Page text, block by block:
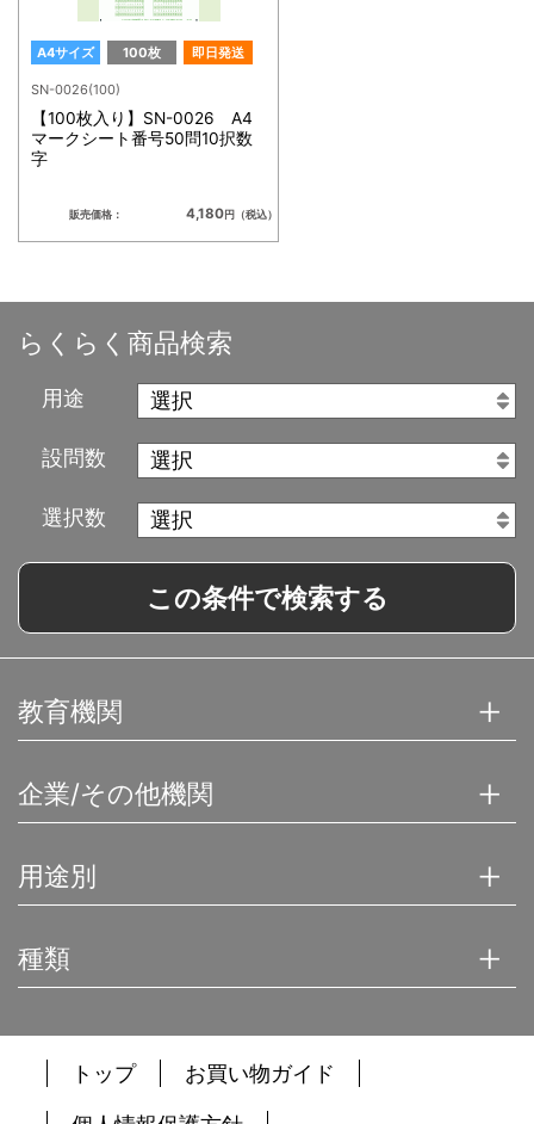
A4サイズ 100枚 即日発送
SN-0026(100)
【100枚入り】SN-0026 A4
マークシート番号50問10択数
字
販売価格： 4,180円（税込）
らくらく商品検索
用途
設問数
選択数
この条件で検索する
教育機関
企業/その他機関
用途別
種類
トップ お買い物ガイド